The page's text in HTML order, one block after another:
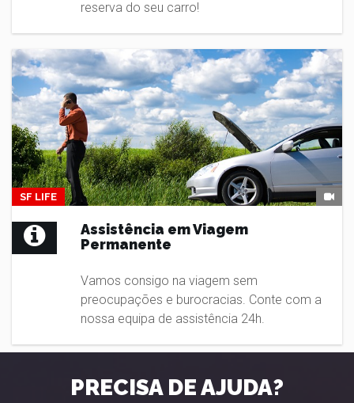
reserva do seu carro!
SF LIFE
Assistência em Viagem
Permanente
Vamos consigo na viagem sem
preocupações e burocracias. Conte com a
nossa equipa de assistência 24h.
PRECISA DE AJUDA?